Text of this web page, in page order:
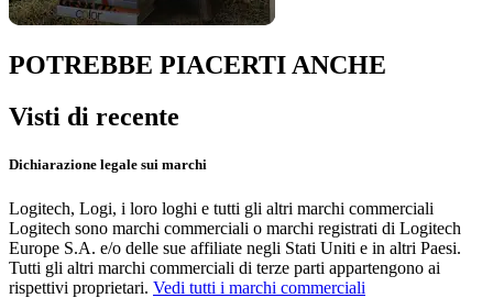
POTREBBE PIACERTI ANCHE
Visti di recente
Dichiarazione legale sui marchi
Logitech, Logi, i loro loghi e tutti gli altri marchi commerciali
Logitech sono marchi commerciali o marchi registrati di Logitech
Europe S.A. e/o delle sue affiliate negli Stati Uniti e in altri Paesi.
Tutti gli altri marchi commerciali di terze parti appartengono ai
rispettivi proprietari. Vedi tutti i marchi commerciali